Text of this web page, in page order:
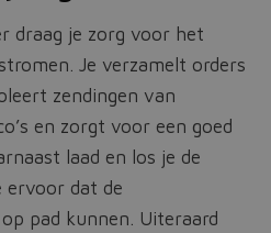
draag je zorg voor het
Je verzamelt orders
zendingen van
en zorgt voor een goed
laad en los je de
ervoor dat de
pad kunnen. Uiteraard